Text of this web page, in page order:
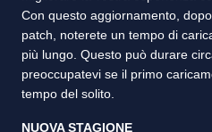
Con questo aggiornamento,
patch, noterete un tempo di
più lungo. Questo può durare
preoccupatevi se il primo
tempo del solito.
NUOVA STAGIONE